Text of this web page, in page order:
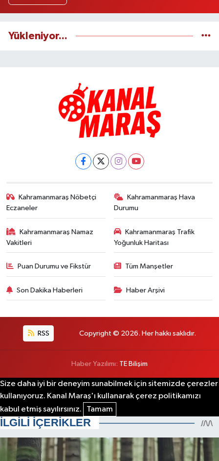
Yükleniyor...
Kahramanmaraş Nöbetçi
Eczaneler
Kahramanmaraş Hava
Durumu
Kahramanmaraş Namaz
Vakitleri
Kahramanmaraş Trafik
Yoğunluk Haritası
Puan Durumu ve Fikstür Tüm Manşetler
Son Dakika Haberleri Haber Arşivi
RSS Copyright © 2026. Her hakkı saklıdır.
Haber Yazılımı: TE Bilişim
Size daha iyi bir deneyim sunabilmek için sitemizde çerezler
kullanıyoruz. Kanal Maraş'ı kullanarak çerez politikamızı
kabul etmiş sayılırsınız.
Tamam